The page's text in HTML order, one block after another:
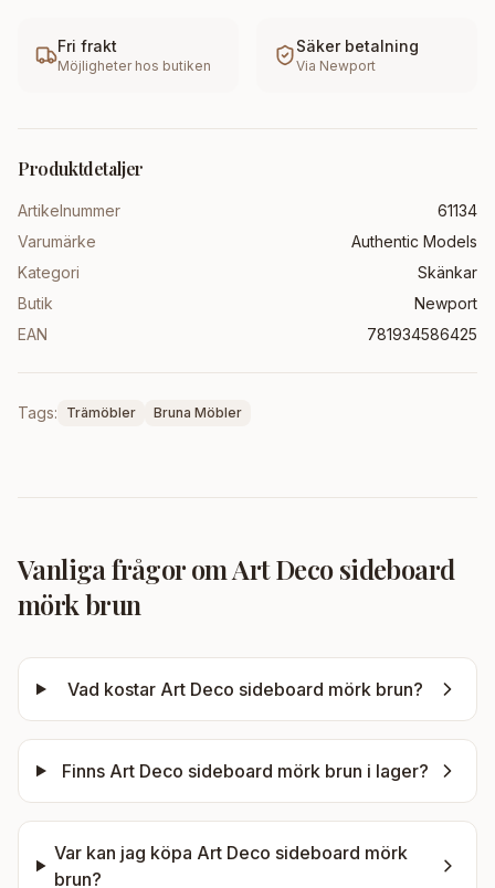
Fri frakt
Möjligheter hos butiken
Säker betalning
Via Newport
Produktdetaljer
Artikelnummer
61134
Varumärke
Authentic Models
Kategori
Skänkar
Butik
Newport
EAN
781934586425
Tags: Trämöbler Bruna Möbler
Vanliga frågor omArt Deco sideboard
mörk brun
Vad kostar Art Deco sideboard mörk brun?
Finns Art Deco sideboard mörk brun i lager?
Var kan jag köpa Art Deco sideboard mörk
brun?